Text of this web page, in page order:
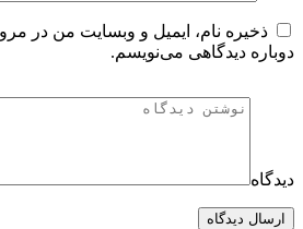
ذخیره نام، ایمیل و وبسایت من در
دوباره دیدگاهی می‌نویسم.
دیدگاه